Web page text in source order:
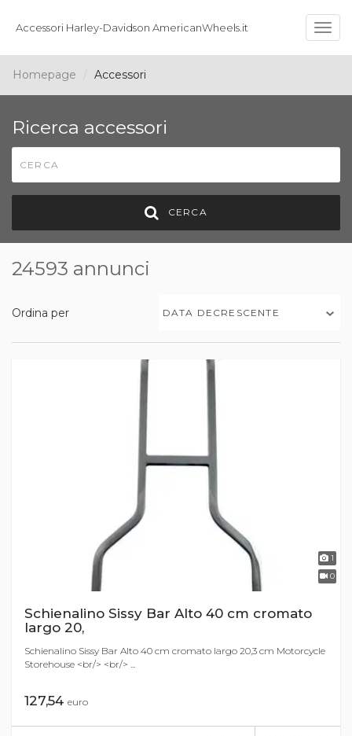
Accessori Harley-Davidson AmericanWheels.it
Homepage Accessori
Ricerca accessori
CERCA
24593 annunci
Ordina per DATA DECRESCENTE
1
0
Schienalino Sissy Bar Alto 40 cm cromato
largo 20,
Schienalino Sissy Bar Alto 40 cm cromato largo 20,3 cm Motorcycle
Storehouse <br/> <br/> ...
127,54 euro